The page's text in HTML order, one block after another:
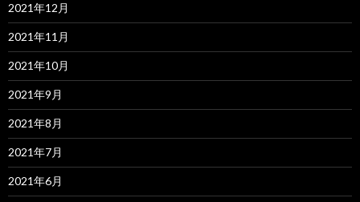
2021年12月
2021年11月
2021年10月
2021年9月
2021年8月
2021年7月
2021年6月